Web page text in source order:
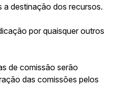
a destinação dos recursos.
por quaisquer outros
de comissão serão
das comissões pelos